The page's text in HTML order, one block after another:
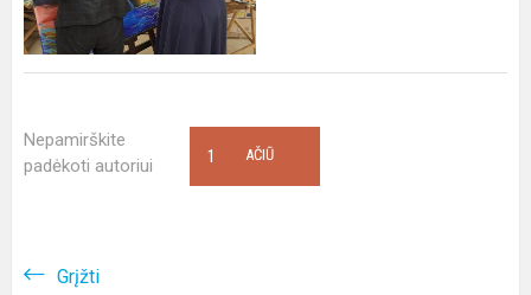
Nepamirškite
padėkoti autoriui
AČIŪ
1
Grįžti